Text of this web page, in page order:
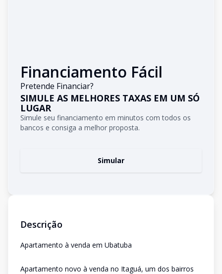
Financiamento Fácil
Pretende Financiar?
SIMULE AS MELHORES TAXAS EM UM SÓ
LUGAR
Simule seu financiamento em minutos com todos os
bancos e consiga a melhor proposta.
Simular
Descrição
Apartamento à venda em Ubatuba
Apartamento novo à venda no Itaguá, um dos bairros